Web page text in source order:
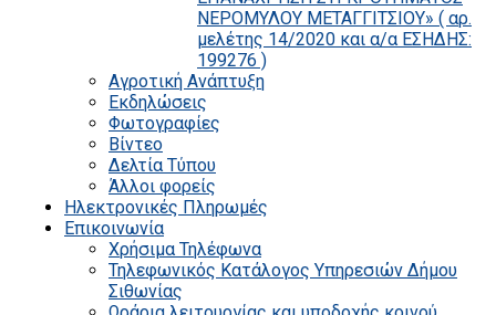
ΝΕΡΟΜΥΛΟΥ ΜΕΤΑΓΓΙΤΣΙΟΥ» ( αρ.
μελέτης 14/2020 και α/α ΕΣΗΔΗΣ:
199276 )
Αγροτική Ανάπτυξη
Εκδηλώσεις
Φωτογραφίες
Βίντεο
Δελτία Τύπου
Άλλοι φορείς
Ηλεκτρονικές Πληρωμές
Επικοινωνία
Χρήσιμα Τηλέφωνα
Τηλεφωνικός Κατάλογος Υπηρεσιών Δήμου
Σιθωνίας